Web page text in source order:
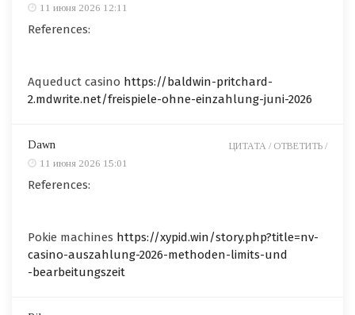
11 июня 2026 12:11
References:
Aqueduct casino https://baldwin-pritchard-
2.mdwrite.net/freispiele-ohne-einzahlung-juni-2026
Dawn
11 июня 2026 15:01
References:
Pokie machines https://xypid.win/story.php?title=nv-
casino-auszahlung-2026-methoden-limits-und
-bearbeitungszeit
ЦИТАТА / ОТВЕТИТЬ /